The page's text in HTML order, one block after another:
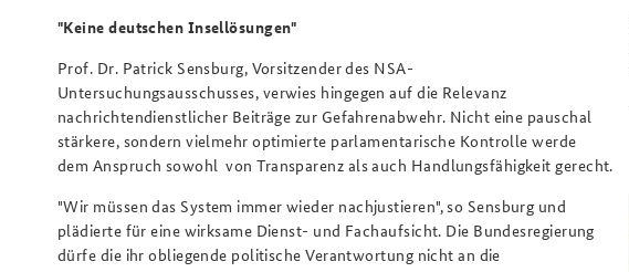
"Keine deutschen Insellösungen"
Prof. Dr. Patrick Sensburg, Vorsitzender des NSA-
Untersuchungsausschusses, verwies hingegen auf die Relevanz
nachrichtendienstlicher Beiträge zur Gefahrenabwehr. Nicht eine pauschal
stärkere, sondern vielmehr optimierte parlamentarische Kontrolle werde
dem Anspruch sowohl von Transparenz als auch Handlungsfähigkeit gerecht.
"Wir müssen das System immer wieder nachjustieren", so Sensburg und
plädierte für eine wirksame Dienst- und Fachaufsicht. Die Bundesregierung
dürfe die ihr obliegende politische Verantwortung nicht an die